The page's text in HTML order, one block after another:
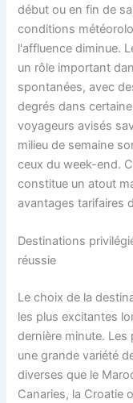
début ou en fin de
conditions
l'affluence diminue.
un rôle important
spontanées, avec
degrés dans
voyageurs avisés
milieu de semaine
ceux du week-end.
constitue un atout
avantages tarifaires
Destinations
réussie
Le choix de la
les plus excitantes
dernière minute.
une grande variété
diverses que le
Canaries, la Croatie